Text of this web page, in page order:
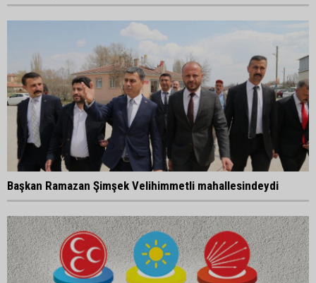
Başkan Ramazan Şimşek Velihimmetli mahallesindeydi